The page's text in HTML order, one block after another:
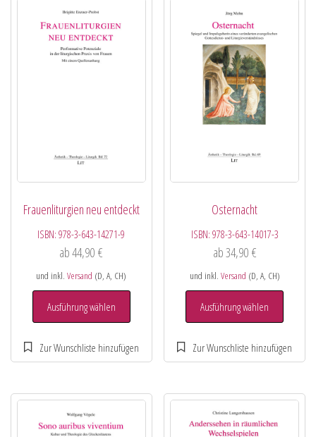
Frauenliturgien neu entdeckt
ISBN:978-3-643-14271-9
ab44,90€
und inkl.Versand (D, A, CH)
Ausführung wählen
Osternacht
ISBN: 978-3-643-14017-3
ab34,90 €
und inkl. Versand (D, A, CH)
Ausführung wählen